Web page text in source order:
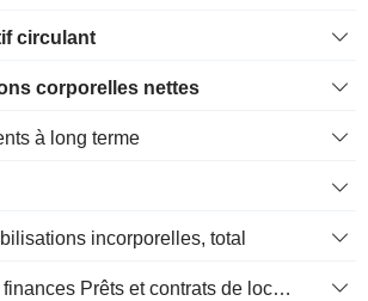
circulant
corporelles nettes
à long terme
incorporelles, total
Division des finances Prêts et contrats de location à long terme